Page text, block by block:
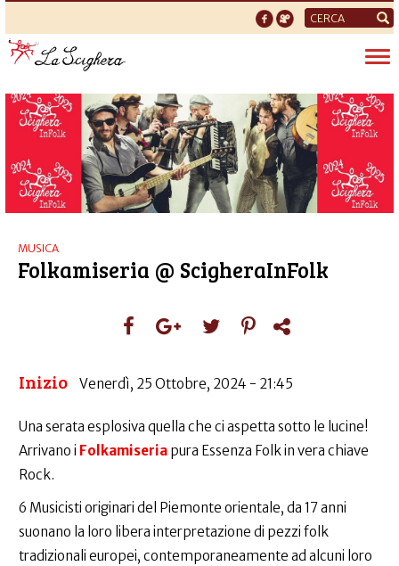
Form
di
ricerca
MUSICA
Folkamiseria @ ScigheraInFolk
Inizio Venerdì, 25 Ottobre, 2024 - 21:45
Una serata esplosiva quella che ci aspetta sotto le lucine!
Arrivano i Folkamiseria pura Essenza Folk in vera chiave
Rock.
6 Musicisti originari del Piemonte orientale, da 17 anni
suonano la loro libera interpretazione di pezzi folk
tradizionali europei, contemporaneamente ad alcuni loro